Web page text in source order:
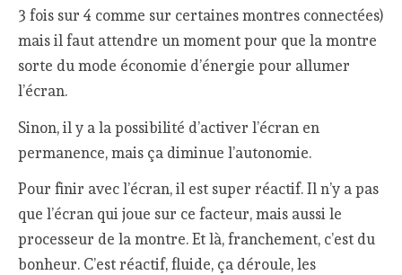
3 fois sur 4 comme sur certaines montres connectées)
mais il faut attendre un moment pour que la montre
sorte du mode économie d’énergie pour allumer
l’écran.
Sinon, il y a la possibilité d’activer l’écran en
permanence, mais ça diminue l’autonomie.
Pour finir avec l’écran, il est super réactif. Il n’y a pas
que l’écran qui joue sur ce facteur, mais aussi le
processeur de la montre. Et là, franchement, c’est du
bonheur. C’est réactif, fluide, ça déroule, les